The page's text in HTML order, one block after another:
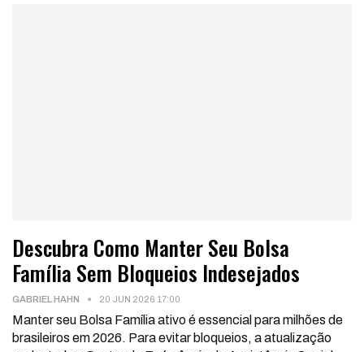
Descubra Como Manter Seu Bolsa
Família Sem Bloqueios Indesejados
GABRIEL HAHN 20 JUN 2026 17:00
Manter seu Bolsa Família ativo é essencial para milhões de
brasileiros em 2026. Para evitar bloqueios, a atualização